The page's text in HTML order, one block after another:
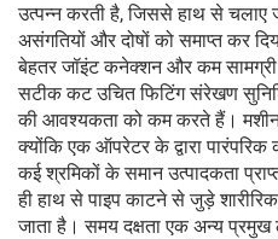
उत्पन्न करती है, जिससे हाथ से चलाए
असंगतियों और दोषों को समाप्त कर
बेहतर जॉइंट कनेक्शन और कम
सटीक कट उचित फिटिंग संरेखण
की आवश्यकता को कम करते हैं।
क्योंकि एक ऑपरेटर के द्वारा
कई श्रमिकों के समान उत्पादकता
ही हाथ से पाइप काटने से जुड़े
जाता है। समय दक्षता एक अन्य प्रमुख